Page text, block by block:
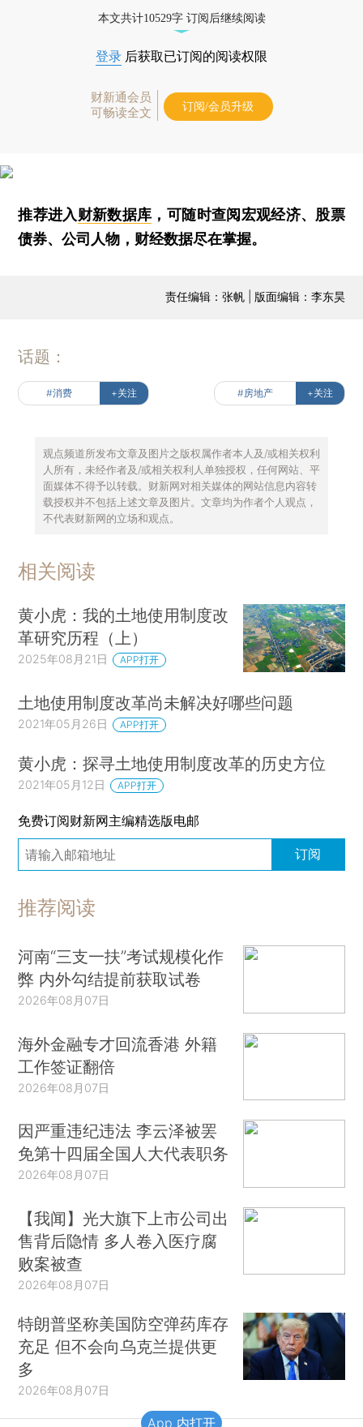
本文共计10529字 订阅后继续阅读
登录 后获取已订阅的阅读权限
财新通会员
可畅读全文
订阅/会员升级
推荐进入财新数据库 ，可随时查阅宏观经济、股票
债券、公司人物，财经数据尽在掌握。
责任编辑：张帆 | 版面编辑：李东昊
话题：
#消费 +关注 #房地产 +关注
观点频道所发布文章及图片之版权属作者本人及/或相关权利
人所有，未经作者及/或相关权利人单独授权，任何网站、平
面媒体不得予以转载。财新网对相关媒体的网站信息内容转
载授权并不包括上述文章及图片。文章均为作者个人观点，
不代表财新网的立场和观点。
相关阅读
黄小虎：我的土地使用制度改
革研究历程（上）
2025年08月21日 APP打开
土地使用制度改革尚未解决好哪些问题
2021年05月26日 APP打开
黄小虎：探寻土地使用制度改革的历史方位
2021年05月12日 APP打开
免费订阅财新网主编精选版电邮
订阅
推荐阅读
河南“三支一扶”考试规模化作
弊 内外勾结提前获取试卷
2026年08月07日
海外金融专才回流香港 外籍
工作签证翻倍
2026年08月07日
因严重违纪违法 李云泽被罢
免第十四届全国人大代表职务
2026年08月07日
【我闻】光大旗下上市公司出
售背后隐情 多人卷入医疗腐
败案被查
2026年08月07日
特朗普坚称美国防空弹药库存
充足 但不会向乌克兰提供更
多
2026年08月07日
App 内打开